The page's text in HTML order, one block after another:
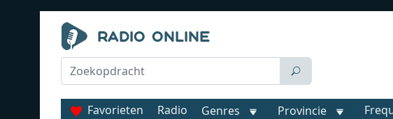
Favorieten Radio Genres Provincie